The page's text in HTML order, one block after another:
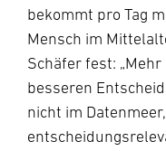
bekommt pro Tag
Mensch im
Schäfer fest:
besseren
nicht im